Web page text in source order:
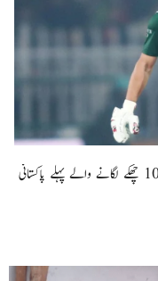
صاحبزادہ فرحان ایک سال میں ٹی ٹوئنٹی کرکٹ میں 100 چھکے لگانے والے پہلے پاکستانی